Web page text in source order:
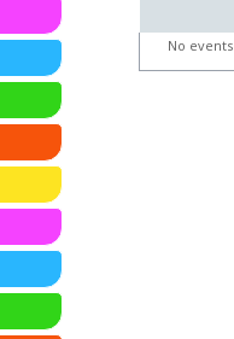
No events